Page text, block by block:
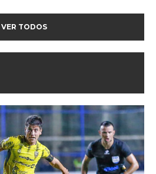
VER TODOS